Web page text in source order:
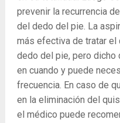
prevenir la recurrencia
del dedo del pie. La
más efectiva de tratar
dedo del pie, pero dicho
en cuando y puede
frecuencia. En caso de
en la eliminación del
el médico puede